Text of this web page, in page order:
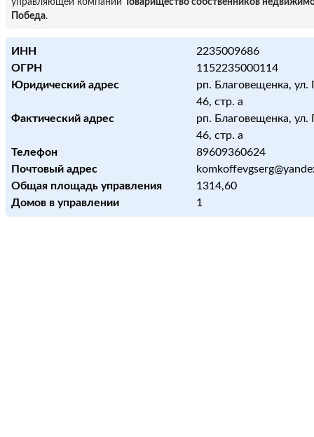
управляющей компании
Товарищество собственников
Победа.
ИНН
2235009686
ОГРН
1152235000114
Юридический адрес
рп. Благовещенка,
46, стр. а
Фактический адрес
рп. Благовещенка,
46, стр. а
Телефон
89609360624
Почтовый адрес
Общая площадь управления
1314,60
Домов в управлении
1